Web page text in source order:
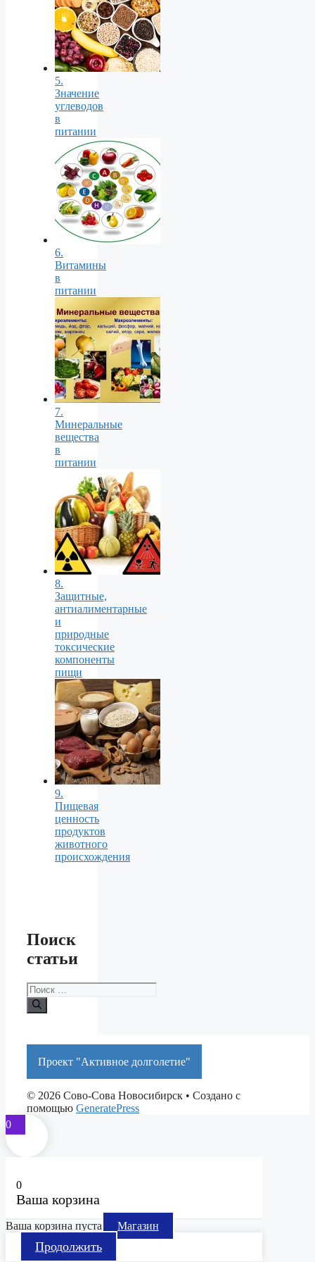
5.
Значение
углеводов
в
питании
6.
Витамины
в
питании
7.
Минеральные
вещества
в
питании
8.
Защитные,
антиалиментарные
и
природные
токсические
компоненты
пищи
9.
Пищевая
ценность
продуктов
животного
происхождения
Поиск
статьи
Поиск:
Проект "Активное долголетие"
© 2026 Сово-Сова Новосибирск • Создано с
помощью GeneratePress
0
0
Ваша корзина
Ваша корзина пуста Магазин
Продолжить